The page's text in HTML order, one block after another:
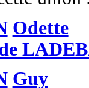
Odette
Guy